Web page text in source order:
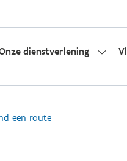
dienstverlening
een route